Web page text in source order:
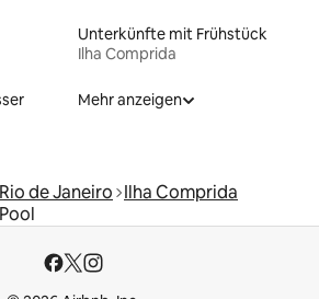
Unterkünfte mit Frühstück
Ilha Comprida
Mehr anzeigen
Rio de Janeiro Ilha Comprida